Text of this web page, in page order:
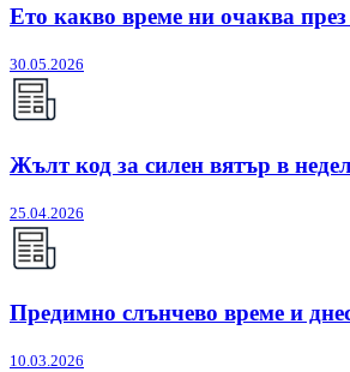
Ето какво време ни очаква
30.05.2026
Жълт код за силен вятър в
25.04.2026
Предимно слънчево време и
10.03.2026